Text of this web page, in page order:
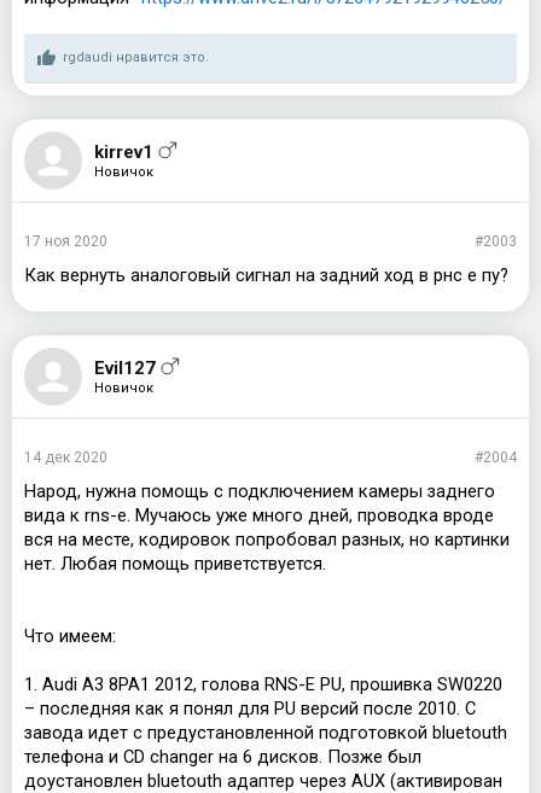
rgdaudi нравится это.
kirrev1
Новичок
#2003
17 ноя 2020
Как вернуть аналоговый сигнал на задний ход в рнс е пу?
Evil127
Новичок
#2004
14 дек 2020
Народ, нужна помощь с подключением камеры заднего
вида к rns-e. Мучаюсь уже много дней, проводка вроде
вся на месте, кодировок попробовал разных, но картинки
нет. Любая помощь приветствуется.
Что имеем:
1. Audi A3 8PA1 2012, голова RNS-E PU, прошивка SW0220
– последняя как я понял для PU версий после 2010. С
завода идет с предустановленной подготовкой bluetouth
телефона и CD changer на 6 дисков. Позже был
доустановлен bluetouth адаптер через AUX (активирован